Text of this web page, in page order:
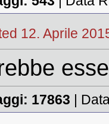
12. Aprile
17863 |